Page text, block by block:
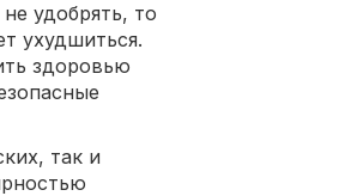
удобрять, то
ухудшиться.
здоровью
так и